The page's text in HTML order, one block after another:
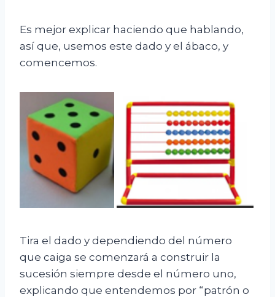
Es mejor explicar haciendo que hablando,
así que, usemos este dado y el ábaco, y
comencemos.
Tira el dado y dependiendo del número
que caiga se comenzará a construir la
sucesión siempre desde el número uno,
explicando que entendemos por “patrón o